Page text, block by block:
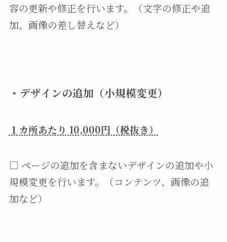
容の更新や修正を行います。（文字の修正や追
加、画像の差し替えなど）
・ デザインの追加（小規模変更）
１カ所あたり 10,000円（税抜き）
□ ページの追加を含まないデザインの追加や小
規模変更を行います。（コンテンツ、画像の追
加など）